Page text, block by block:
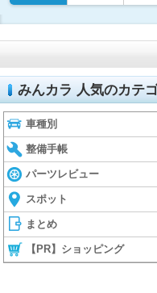
みんカラ 人気のカテ
車種別
整備手帳
パーツレビュー
スポット
まとめ
【PR】ショッピング